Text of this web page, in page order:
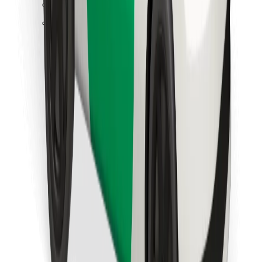
Találd meg kedvenc ételedet!
Bolt Food app letöltése